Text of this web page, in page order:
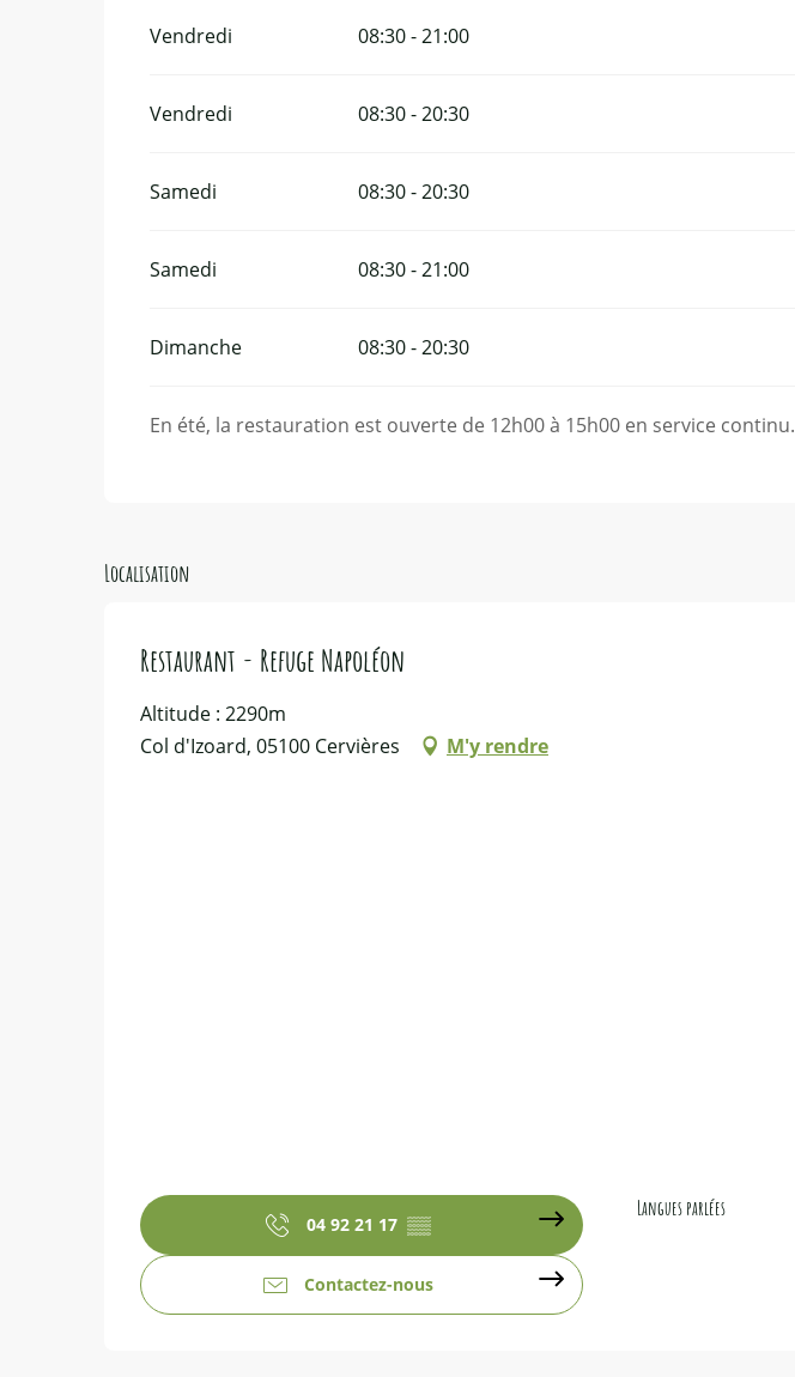
Vendredi 08:30 - 21:00
Vendredi 08:30 - 20:30
Samedi 08:30 - 20:30
Samedi 08:30 - 21:00
Dimanche 08:30 - 20:30
En été, la restauration est ouverte de 12h00 à 15h00 en service continu.
Localisation
Restaurant - Refuge Napoléon
Altitude : 2290m
Col d'Izoard, 05100 Cervières
M'y rendre
04 92 21 17 ▒▒
Contactez-nous
Langues parlées
Langues parlées